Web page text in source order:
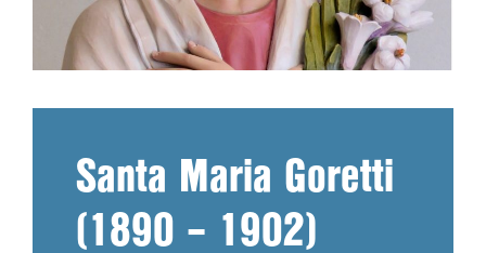
Santa Maria Goretti
(1890 – 1902)